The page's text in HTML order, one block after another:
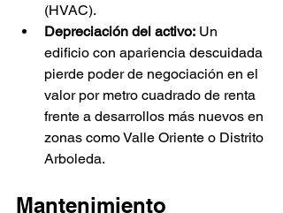
(HVAC).
Depreciación del activo: Un
edificio con apariencia descuidada
pierde poder de negociación en el
valor por metro cuadrado de renta
frente a desarrollos más nuevos en
zonas como Valle Oriente o Distrito
Arboleda.
Mantenimiento